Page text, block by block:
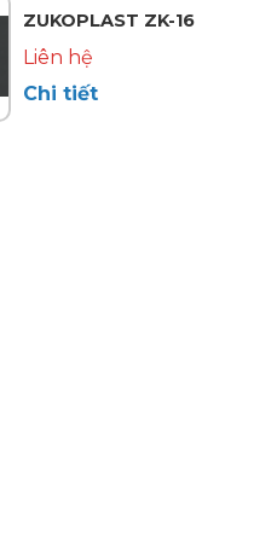
ZUKOPLAST ZK-16
Liên hệ
Chi tiết